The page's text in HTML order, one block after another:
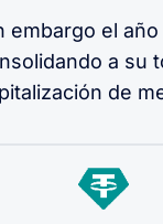
embargo el
a su
de